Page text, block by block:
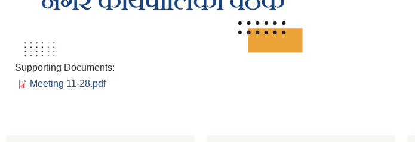
Supporting Documents:
Meeting 11-28.pdf